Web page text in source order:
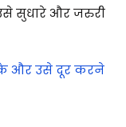
सुधारे और जरुरी
और उसे दूर करने